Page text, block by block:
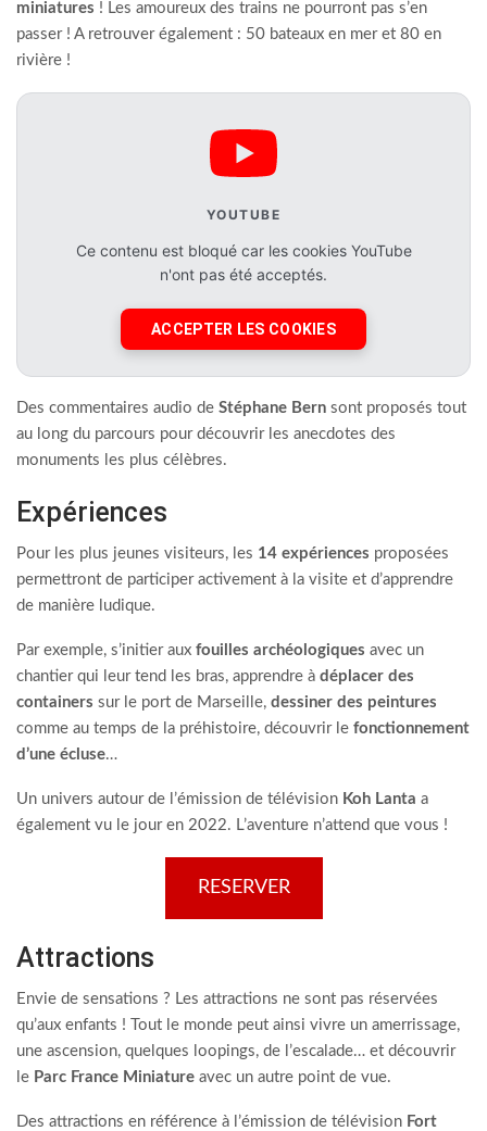
miniatures ! Les amoureux des trains ne pourront pas s’en
passer ! A retrouver également : 50 bateaux en mer et 80 en
rivière !
YOUTUBE
Ce contenu est bloqué car les cookies YouTube
n'ont pas été acceptés.
ACCEPTER LES COOKIES
Des commentaires audio de Stéphane Bern sont proposés tout
au long du parcours pour découvrir les anecdotes des
monuments les plus célèbres.
Expériences
Pour les plus jeunes visiteurs, les 14 expériences proposées
permettront de participer activement à la visite et d’apprendre
de manière ludique.
Par exemple, s’initier aux fouilles archéologiques avec un
chantier qui leur tend les bras, apprendre à déplacer des
containers sur le port de Marseille, dessiner des peintures
comme au temps de la préhistoire, découvrir le fonctionnement
d’une écluse…
Un univers autour de l’émission de télévision Koh Lanta a
également vu le jour en 2022. L’aventure n’attend que vous !
RESERVER
Attractions
Envie de sensations ? Les attractions ne sont pas réservées
qu’aux enfants ! Tout le monde peut ainsi vivre un amerrissage,
une ascension, quelques loopings, de l’escalade… et découvrir
le Parc France Miniature avec un autre point de vue.
Des attractions en référence à l’émission de télévision Fort